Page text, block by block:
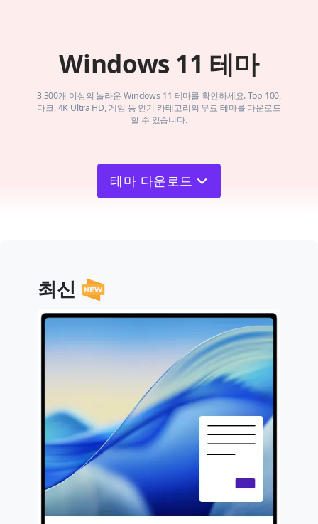
Windows 11 테마
3,300개 이상의 놀라운 Windows 11 테마를 확인하세요. Top 100,
다크, 4K Ultra HD, 게임 등 인기 카테고리의 무료 테마를 다운로드
할 수 있습니다.
테마 다운로드
최신